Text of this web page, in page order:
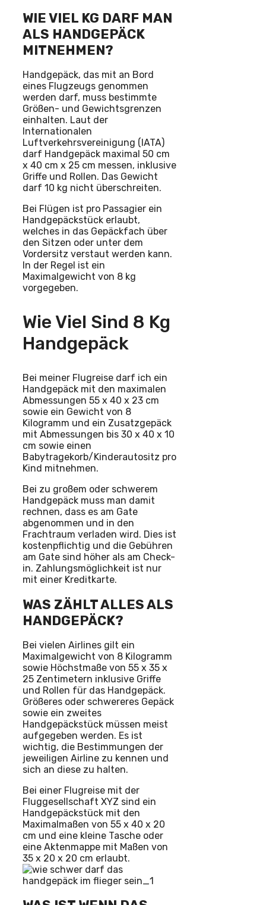
WIE VIEL KG DARF MAN
ALS HANDGEPÄCK
MITNEHMEN?
Handgepäck, das mit an Bord
eines Flugzeugs genommen
werden darf, muss bestimmte
Größen- und Gewichtsgrenzen
einhalten. Laut der
Internationalen
Luftverkehrsvereinigung (IATA)
darf Handgepäck maximal 50 cm
x 40 cm x 25 cm messen, inklusive
Griffe und Rollen. Das Gewicht
darf 10 kg nicht überschreiten.
Bei Flügen ist pro Passagier ein
Handgepäckstück erlaubt,
welches in das Gepäckfach über
den Sitzen oder unter dem
Vordersitz verstaut werden kann.
In der Regel ist ein
Maximalgewicht von 8 kg
vorgegeben.
Wie Viel Sind 8 Kg
Handgepäck
Bei meiner Flugreise darf ich ein
Handgepäck mit den maximalen
Abmessungen 55 x 40 x 23 cm
sowie ein Gewicht von 8
Kilogramm und ein Zusatzgepäck
mit Abmessungen bis 30 x 40 x 10
cm sowie einen
Babytragekorb/Kinderautositz pro
Kind mitnehmen.
Bei zu großem oder schwerem
Handgepäck muss man damit
rechnen, dass es am Gate
abgenommen und in den
Frachtraum verladen wird. Dies ist
kostenpflichtig und die Gebühren
am Gate sind höher als am Check-
in. Zahlungsmöglichkeit ist nur
mit einer Kreditkarte.
WAS ZÄHLT ALLES ALS
HANDGEPÄCK?
Bei vielen Airlines gilt ein
Maximalgewicht von 8 Kilogramm
sowie Höchstmaße von 55 x 35 x
25 Zentimetern inklusive Griffe
und Rollen für das Handgepäck.
Größeres oder schwereres Gepäck
sowie ein zweites
Handgepäckstück müssen meist
aufgegeben werden. Es ist
wichtig, die Bestimmungen der
jeweiligen Airline zu kennen und
sich an diese zu halten.
Bei einer Flugreise mit der
Fluggesellschaft XYZ sind ein
Handgepäckstück mit den
Maximalmaßen von 55 x 40 x 20
cm und eine kleine Tasche oder
eine Aktenmappe mit Maßen von
35 x 20 x 20 cm erlaubt.